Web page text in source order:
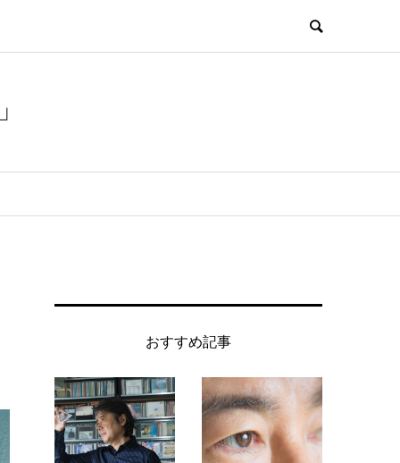
おすすめ記事